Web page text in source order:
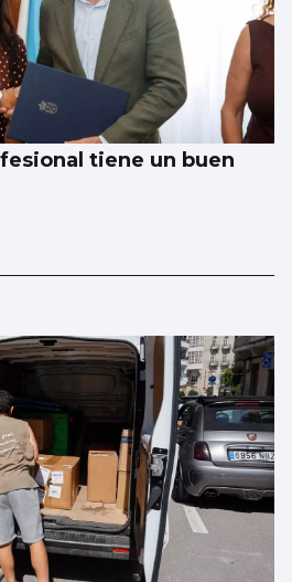
tiene un buen
zona de emergencia a